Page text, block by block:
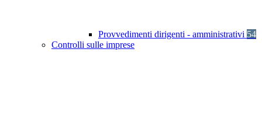
Provvedimenti dirigenti - amministrativi 54
Controlli sulle imprese